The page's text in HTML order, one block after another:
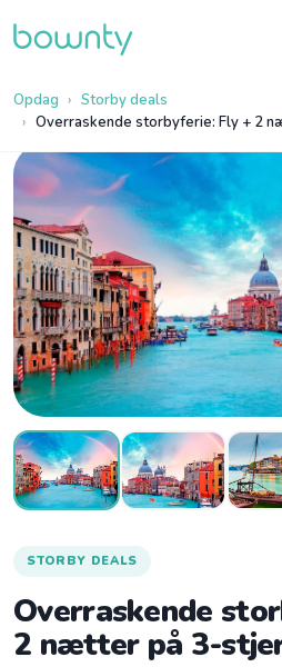
Opdag
Storby deals
Overraskende storbyferie: Fly + 2
STORBY DEALS
Overraskende
2 nætter på 3-